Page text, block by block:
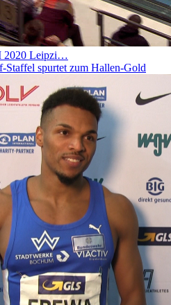
2020 Leipzi…
Staffel spurtet zum Hallen-Gold